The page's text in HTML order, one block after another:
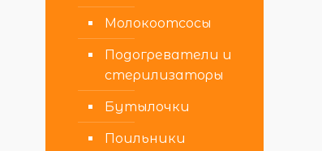
Молокоотсосы
Подогреватели и
стерилизаторы
Бутылочки
Поильники